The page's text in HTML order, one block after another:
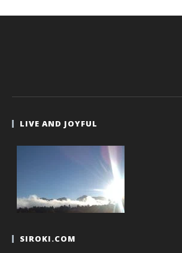
LIVE AND JOYFUL
SIROKI.COM